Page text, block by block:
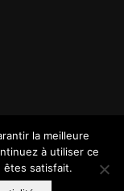
la meilleure
à utiliser ce
êtes satisfait.
us